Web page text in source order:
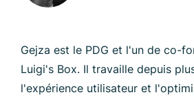
Gejza est le PDG et l'un de co-
Luigi's Box. Il travaille depuis
l'expérience utilisateur et